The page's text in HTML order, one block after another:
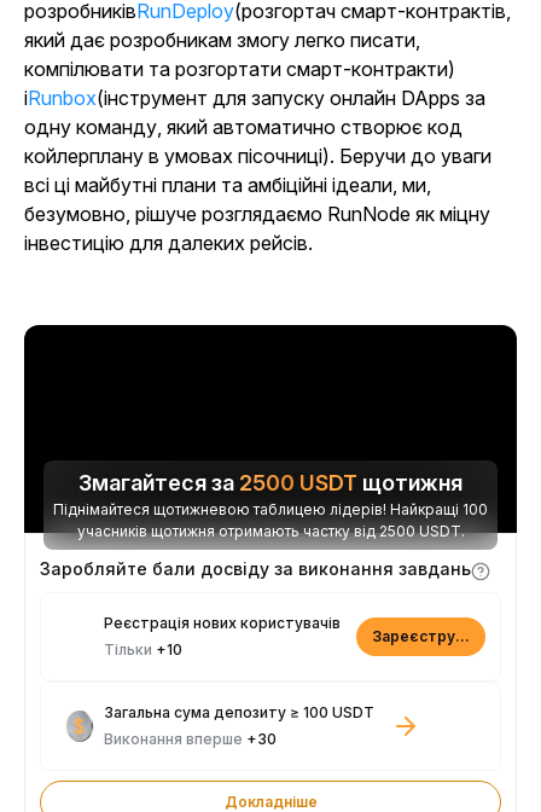
розробниківRunDeploy(розгортач смарт-контрактів,
який дає розробникам змогу легко писати,
компілювати та розгортати смарт-контракти)
іRunbox(інструмент для запуску онлайн DApps за
одну команду, який автоматично створює код
койлерплану в умовах пісочниці). Беручи до уваги
всі ці майбутні плани та амбіційні ідеали, ми,
безумовно, рішуче розглядаємо RunNode як міцну
інвестицію для далеких рейсів.
Змагайтеся за 2500 USDT щотижня
Піднімайтеся щотижневою таблицею лідерів! Найкращі 100
учасників щотижня отримають частку від 2500 USDT.
Заробляйте бали досвіду за виконання завдань
Реєстрація нових користувачів
Тільки +10
Зареєструватися
Загальна сума депозиту ≥ 100 USDT
Виконання вперше +30
Докладніше